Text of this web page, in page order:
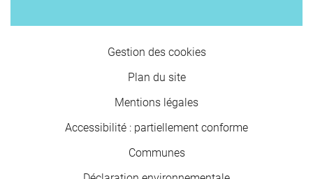
Gestion des cookies
Plan du site
Mentions légales
Accessibilité : partiellement conforme
Communes